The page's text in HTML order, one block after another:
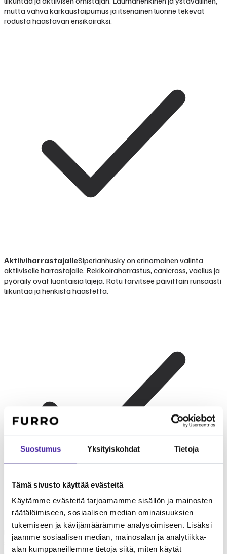
Suostumus Yksityiskohdat Tietoja
Tämä sivusto käyttää evästeitä
Käytämme evästeitä tarjoamamme sisällön ja mainosten
räätälöimiseen, sosiaalisen median ominaisuuksien
tukemiseen ja kävijämäärämme analysoimiseen. Lisäksi
jaamme sosiaalisen median, mainosalan ja analytiikka-
alan kumppaneillemme tietoja siitä, miten käytät
mutta vahva karkaustaipumus ja itsenäinen luonne tekevät
rodusta haastavan ensikoiraksi.
AktiiviharrastajalleSiperianhusky on erinomainen valinta
aktiiviselle harrastajalle. Rekikoiraharrastus, canicross, vaellus ja
pyöräily ovat luontaisia lajeja. Rotu tarvitsee päivittäin runsaasti
liikuntaa ja henkistä haastetta.
PerhekoiraksiSiperianhusky on ystävällinen ja kärsivällinen
lasten kanssa. Rotu on laumahenkinen ja nauttii perheen
seurasta. Vahva liikuntatarve edellyttää aktiivista perhettä, joka